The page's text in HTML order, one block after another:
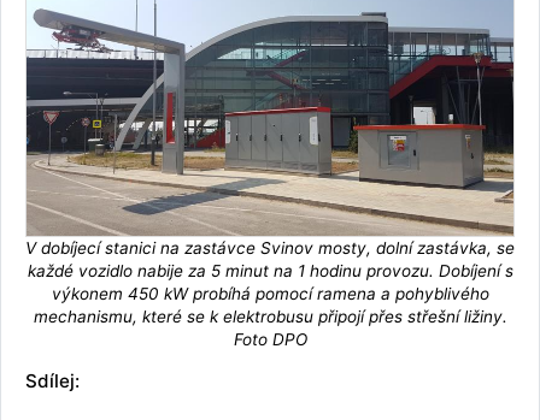
V dobíjecí stanici na zastávce Svinov mosty, dolní zastávka, se
každé vozidlo nabije za 5 minut na 1 hodinu provozu. Dobíjení s
výkonem 450 kW probíhá pomocí ramena a pohyblivého
mechanismu, které se k elektrobusu připojí přes střešní ližiny.
Foto DPO
Sdílej: